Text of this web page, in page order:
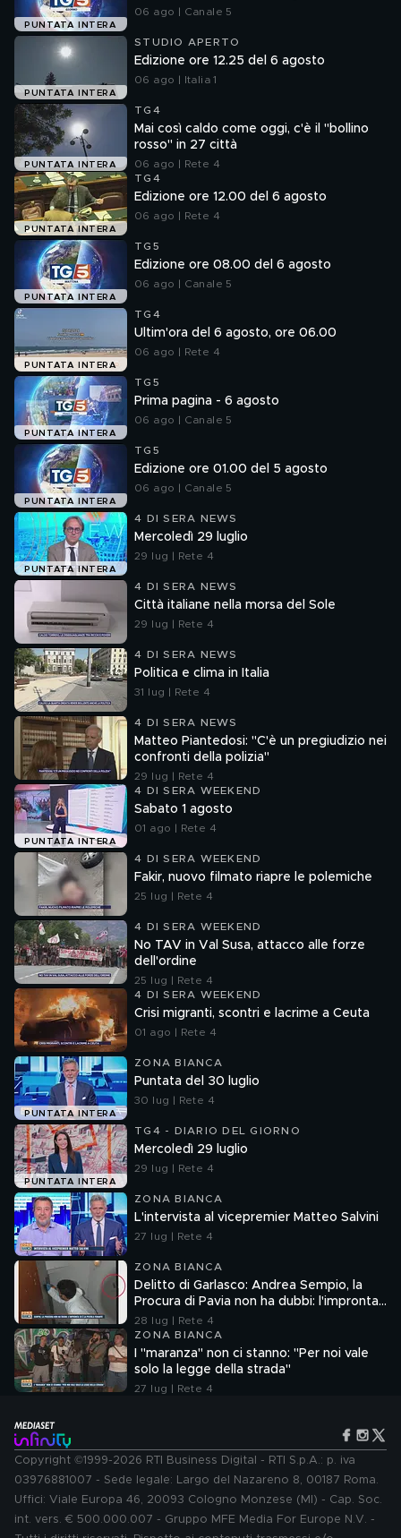
PUNTATA INTERA
06 ago | Canale 5
PUNTATA INTERA
STUDIO APERTO
Edizione ore 12.25 del 6 agosto
06 ago | Italia 1
PUNTATA INTERA
TG4
Mai così caldo come oggi, c'è il "bollino
rosso" in 27 città
06 ago | Rete 4
PUNTATA INTERA
TG4
Edizione ore 12.00 del 6 agosto
06 ago | Rete 4
PUNTATA INTERA
TG5
Edizione ore 08.00 del 6 agosto
06 ago | Canale 5
PUNTATA INTERA
TG4
Ultim'ora del 6 agosto, ore 06.00
06 ago | Rete 4
PUNTATA INTERA
TG5
Prima pagina - 6 agosto
06 ago | Canale 5
PUNTATA INTERA
TG5
Edizione ore 01.00 del 5 agosto
06 ago | Canale 5
PUNTATA INTERA
4 DI SERA NEWS
Mercoledì 29 luglio
29 lug | Rete 4
4 DI SERA NEWS
Città italiane nella morsa del Sole
29 lug | Rete 4
4 DI SERA NEWS
Politica e clima in Italia
31 lug | Rete 4
4 DI SERA NEWS
Matteo Piantedosi: "C'è un pregiudizio nei
confronti della polizia"
29 lug | Rete 4
PUNTATA INTERA
4 DI SERA WEEKEND
Sabato 1 agosto
01 ago | Rete 4
4 DI SERA WEEKEND
Fakir, nuovo filmato riapre le polemiche
25 lug | Rete 4
4 DI SERA WEEKEND
No TAV in Val Susa, attacco alle forze
dell'ordine
25 lug | Rete 4
4 DI SERA WEEKEND
Crisi migranti, scontri e lacrime a Ceuta
01 ago | Rete 4
PUNTATA INTERA
ZONA BIANCA
Puntata del 30 luglio
30 lug | Rete 4
PUNTATA INTERA
TG4 - DIARIO DEL GIORNO
Mercoledì 29 luglio
29 lug | Rete 4
ZONA BIANCA
L'intervista al vicepremier Matteo Salvini
27 lug | Rete 4
ZONA BIANCA
Delitto di Garlasco: Andrea Sempio, la
Procura di Pavia non ha dubbi: l'impronta
33 è la pistola fumante
28 lug | Rete 4
ZONA BIANCA
I "maranza" non ci stanno: "Per noi vale
solo la legge della strada"
27 lug | Rete 4
Copyright ©1999-2026 RTI Business Digital - RTI S.p.A.: p. iva
03976881007 - Sede legale: Largo del Nazareno 8, 00187 Roma.
Uffici: Viale Europa 46, 20093 Cologno Monzese (MI) - Cap. Soc.
int. vers. € 500.000.007 - Gruppo MFE Media For Europe N.V. -